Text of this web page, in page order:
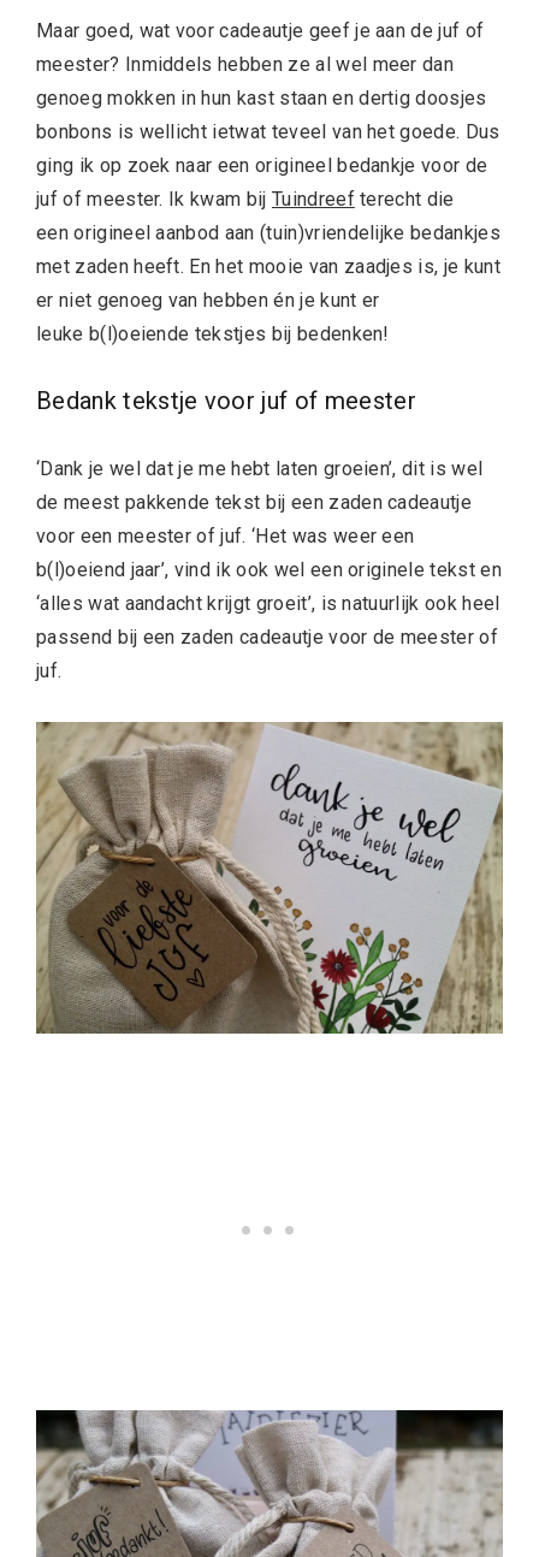
Maar goed, wat voor cadeautje geef je aan de juf of
meester? Inmiddels hebben ze al wel meer dan
genoeg mokken in hun kast staan en dertig doosjes
bonbons is wellicht ietwat teveel van het goede. Dus
ging ik op zoek naar een origineel bedankje voor de
juf of meester. Ik kwam bij Tuindreefterecht die
een origineel aanbod aan (tuin)vriendelijke bedankjes
met zaden heeft. En het mooie van zaadjes is, je kunt
er niet genoeg van hebben én je kunt er
leuke b(l)oeiende tekstjes bij bedenken!
Bedank tekstje voor juf of meester
‘Dank je wel dat je me hebt laten groeien’, dit is wel
de meest pakkende tekst bij een zaden cadeautje
voor een meester of juf. ‘Het was weer een
b(l)oeiend jaar’, vind ik ook wel een originele tekst en
‘alles wat aandacht krijgt groeit’, is natuurlijk ook heel
passend bij een zaden cadeautje voor de meester of
juf.